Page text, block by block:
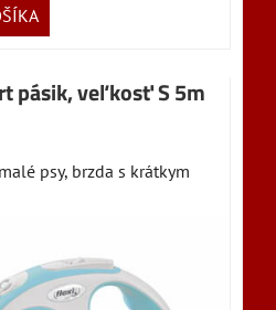
pásik, veľkosť S 5m
psy, brzda s krátkym